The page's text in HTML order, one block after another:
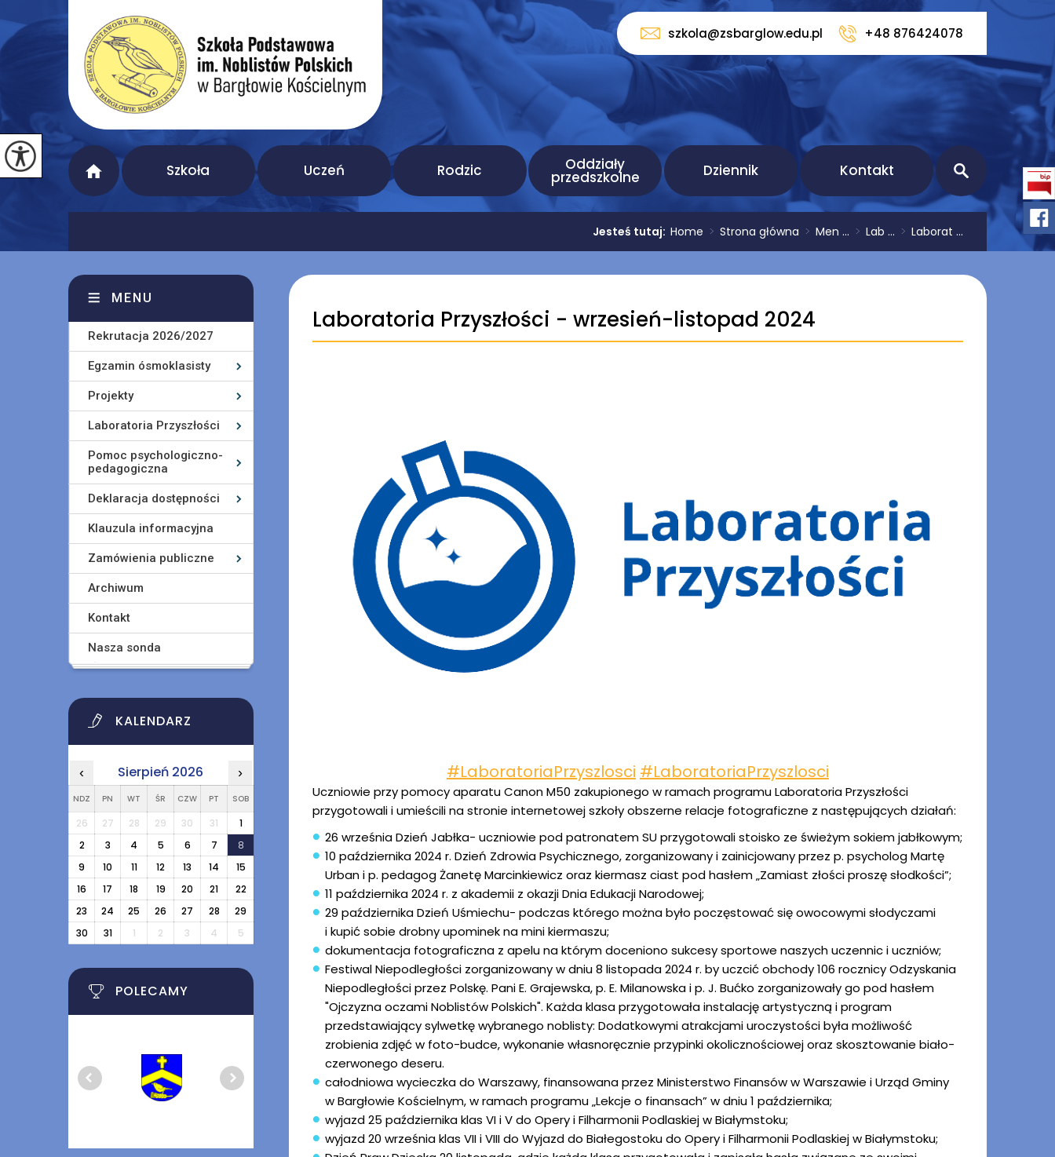
szkola@zsbarglow.edu.pl +48 876424078
Szkoła Uczeń Rodzic Oddziały
przedszkolne Dziennik Kontakt
Jesteś tutaj: Home > Strona główna > Men ... > Lab ... > Laborat ...
Laboratoria Przyszłości - wrzesień-listopad 2024
#LaboratoriaPrzyszlosci #LaboratoriaPrzyszlosci
Uczniowie przy pomocy aparatu Canon M50 zakupionego w ramach programu Laboratoria Przyszłości
przygotowali i umieścili na stronie internetowej szkoły obszerne relacje fotograficzne z następujących działań:
26 września Dzień Jabłka- uczniowie pod patronatem SU przygotowali stoisko ze świeżym sokiem jabłkowym;
10 października 2024 r. Dzień Zdrowia Psychicznego, zorganizowany i zainicjowany przez p. psycholog Martę
Urban i p. pedagog Żanetę Marcinkiewicz oraz kiermasz ciast pod hasłem „Zamiast złości proszę słodkości”;
11 października 2024 r. z akademii z okazji Dnia Edukacji Narodowej;
29 października Dzień Uśmiechu- podczas którego można było poczęstować się owocowymi słodyczami
i kupić sobie drobny upominek na mini kiermaszu;
dokumentacja fotograficzna z apelu na którym doceniono sukcesy sportowe naszych uczennic i uczniów;
Festiwal Niepodległości zorganizowany w dniu 8 listopada 2024 r. by uczcić obchody 106 rocznicy Odzyskania
Niepodległości przez Polskę. Pani E. Grajewska, p. E. Milanowska i p. J. Bućko zorganizowały go pod hasłem
"Ojczyzna oczami Noblistów Polskich". Każda klasa przygotowała instalację artystyczną i program
przedstawiający sylwetkę wybranego noblisty: Dodatkowymi atrakcjami uroczystości była możliwość
zrobienia zdjęć w foto-budce, wykonanie własnoręcznie przypinki okolicznościowej oraz skosztowanie biało-
czerwonego deseru.
całodniowa wycieczka do Warszawy, finansowana przez Ministerstwo Finansów w Warszawie i Urząd Gminy
w Bargłowie Kościelnym, w ramach programu „Lekcje o finansach” w dniu 1 października;
wyjazd 25 października klas VI i V do Opery i Filharmonii Podlaskiej w Białymstoku;
wyjazd 20 września klas VII i VIII do Wyjazd do Białegostoku do Opery i Filharmonii Podlaskiej w Białymstoku;
MENU
Rekrutacja 2026/2027
Egzamin ósmoklasisty
Projekty
Laboratoria Przyszłości
Pomoc psychologiczno-
pedagogiczna
Deklaracja dostępności
Klauzula informacyjna
Zamówienia publiczne
Archiwum
Kontakt
Nasza sonda
KALENDARZ
‹ Sierpień 2026 ›
NDZ PN WT ŚR CZW PT SOB
26 27 28 29 30 31
1
2
3 4 5 6 7
8
9
10 11 12 13 14
15
16
17 18 19 20 21
22
23
24 25 26 27 28
29
30
31 1 2 3 4 5
POLECAMY